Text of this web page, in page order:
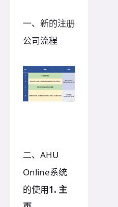
一、新的注册
公司流程
二、AHU
Online系统
的使用1. 主